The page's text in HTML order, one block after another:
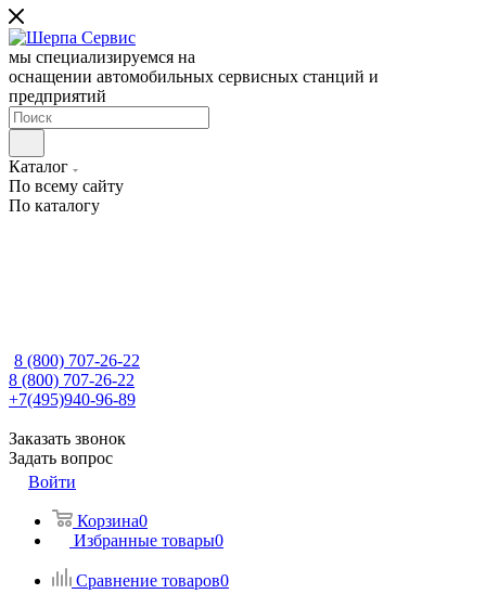
мы специализируемся на
оснащении автомобильных сервисных станций и
предприятий
Каталог
По всему сайту
По каталогу
8 (800) 707-26-22
8 (800) 707-26-22
+7(495)940-96-89
Заказать звонок
Задать вопрос
Войти
Корзина0
Избранные товары0
Сравнение товаров0